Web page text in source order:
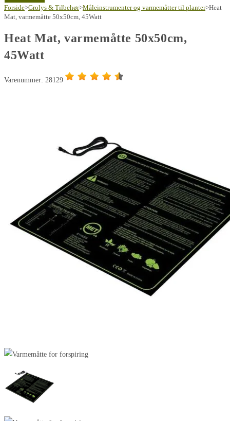
varmemåtte
50x50cm,
antal
Forside>Grolys & Tilbehør>Måleinstrumenter og varmemåtter til planter>Heat
Mat, varmemåtte 50x50cm, 45Watt
Heat Mat, varmemåtte 50x50cm,
45Watt
Varenummer: 28129